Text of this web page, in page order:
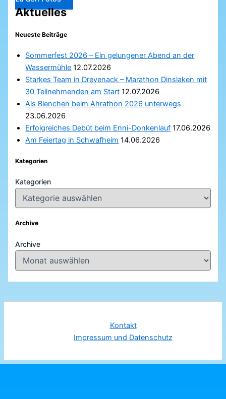
Aktuelles
Neueste Beiträge
Sommerfest 2026 – Ein gelungener Abend an der
Wassermühle 12.07.2026
Starkes Team in Drevenack – Marathon Dinslaken mit
30 Teilnehmenden am Start 12.07.2026
Als Bienchen beim Ahrathon 2026 unterwegs
23.06.2026
Erfolgreiches Debüt beim Enni-Donkenlauf 17.06.2026
Am Feiertag in Schwafheim 14.06.2026
Kategorien
Kategorien
Archive
Archive
Kontakt
Impressum und Datenschutz